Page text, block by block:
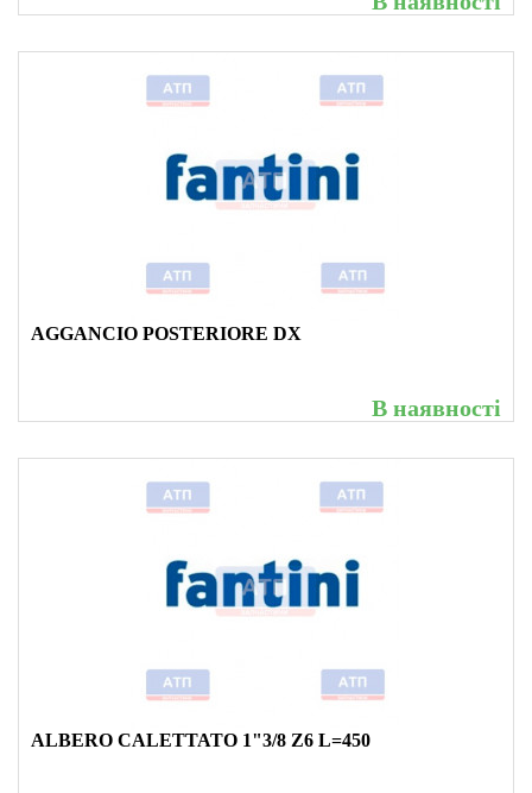
AGGANCIO POSTERIORE DX
В наявності
ALBERO CALETTATO 1"3/8 Z6 L=450